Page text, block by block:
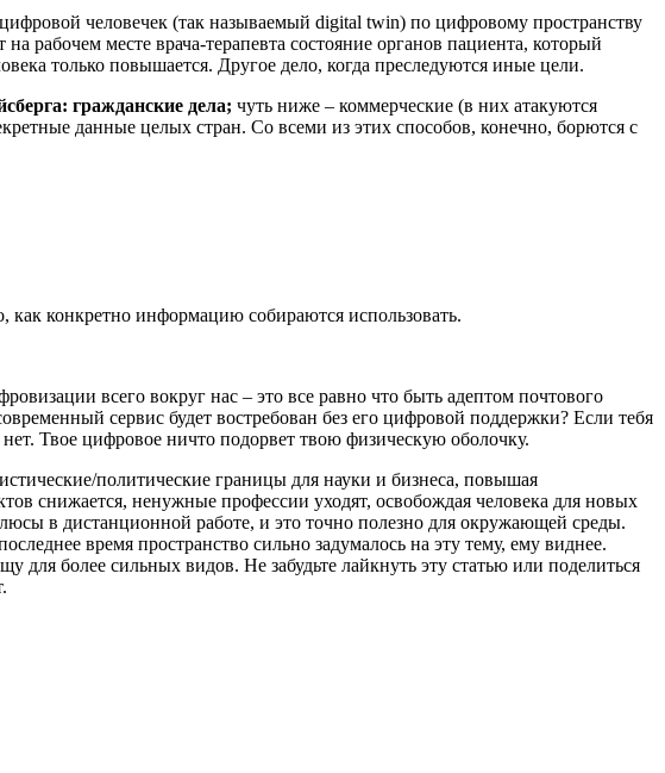
человечек (так называемый digital twin) по цифровому пространству
месте врача-терапевта состояние органов пациента, который
только повышается. Другое дело, когда преследуются иные цели.
гражданские дела; чуть ниже – коммерческие (в них атакуются
данные целых стран. Со всеми из этих способов, конечно, борются с
как конкретно информацию собираются использовать.
всего вокруг нас – это все равно что быть адептом почтового
сервис будет востребован без его цифровой поддержки? Если тебя
Твое цифровое ничто подорвет твою физическую оболочку.
политические границы для науки и бизнеса, повышая
снижается, ненужные профессии уходят, освобождая человека для новых
в дистанционной работе, и это точно полезно для окружающей среды.
время пространство сильно задумалось на эту тему, ему виднее.
для более сильных видов. Не забудьте лайкнуть эту статью или поделиться